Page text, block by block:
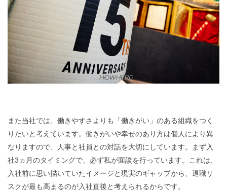
また当社では、働きやすさよりも「働きがい」のある組織をつく
りたいと考えています。働きがいや幸せのあり方は個人により異
なりますので、人事と社員との対話を大切にしています。まず入
社3ヵ月のタイミングで、必ず私が面談を行っています。これは、
入社前に思い描いていたイメージと現実のギャップから、退職リ
スクが最も高まるのが入社直後と考えられるからです。